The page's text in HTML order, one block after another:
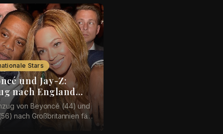
Stars
und Jay-Z:
nach England
sein
von Beyoncé (44) und
nach Großbritannien fällt
aus. Der Grund: Das